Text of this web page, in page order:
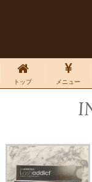
トップ メニュー